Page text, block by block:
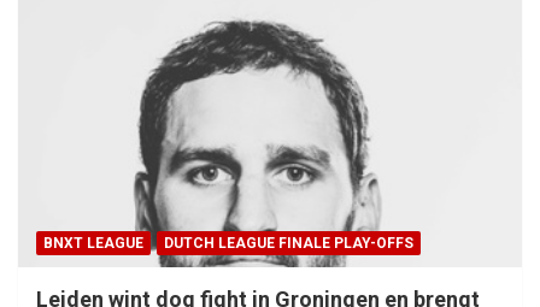
BNXT LEAGUE DUTCH LEAGUE FINALE PLAY-OFFS
Leiden wint dog fight in Groningen en brengt